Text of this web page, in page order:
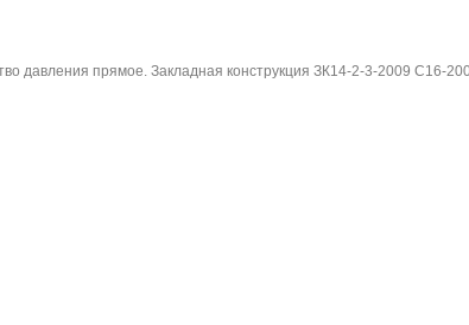
давления прямое. Закладная конструкция ЗК14-2-3-2009 С16-